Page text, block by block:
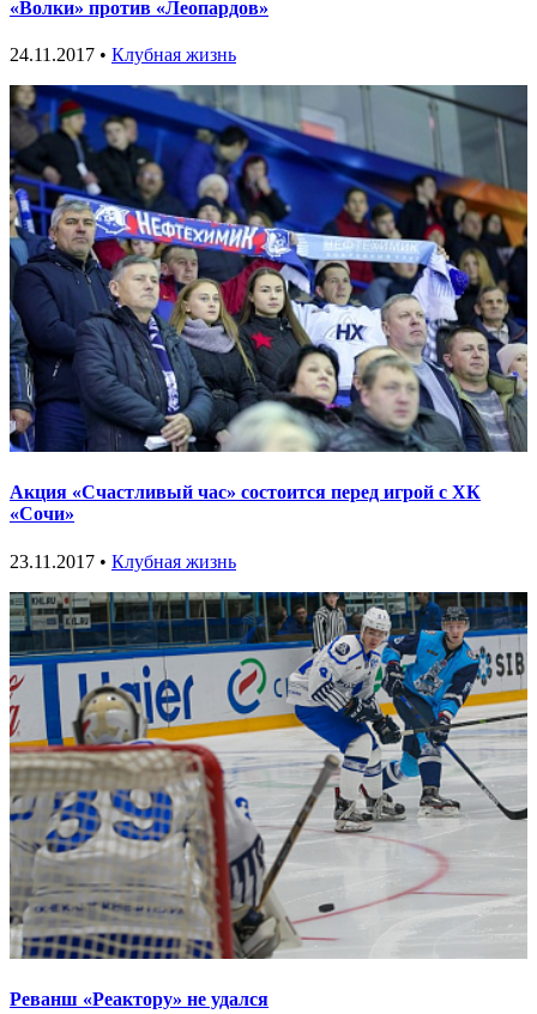
«Волки» против «Леопардов»
24.11.2017 • Клубная жизнь
Акция «Счастливый час» состоится перед игрой с ХК
«Сочи»
23.11.2017 • Клубная жизнь
Реванш «Реактору» не удался